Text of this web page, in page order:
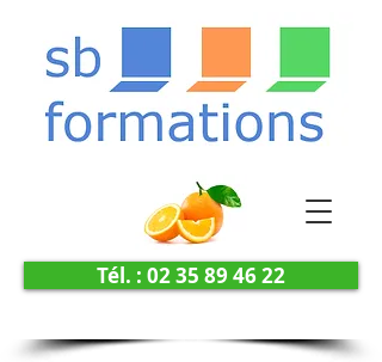
Tél. : 02 35 89 46 22